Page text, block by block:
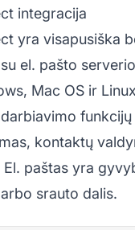
integracija
yra visapusiška
el. pašto
Mac OS ir
kontaktų
El. paštas yra
srauto dalis.